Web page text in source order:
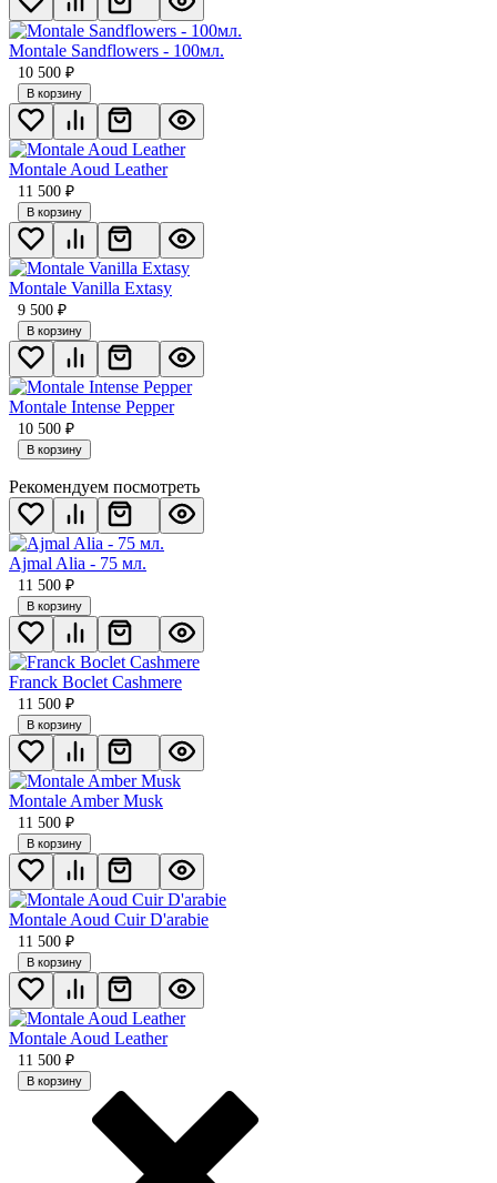
Montale Sandflowers - 100мл.
10 500 ₽
В корзину
Montale Aoud Leather
11 500 ₽
В корзину
Montale Vanilla Extasy
9 500 ₽
В корзину
Montale Intense Pepper
10 500 ₽
В корзину
Рекомендуем посмотреть
Ajmal Alia - 75 мл.
11 500 ₽
В корзину
Franck Boclet Cashmere
11 500 ₽
В корзину
Montale Amber Musk
11 500 ₽
В корзину
Montale Aoud Cuir D'arabie
11 500 ₽
В корзину
Montale Aoud Leather
11 500 ₽
В корзину